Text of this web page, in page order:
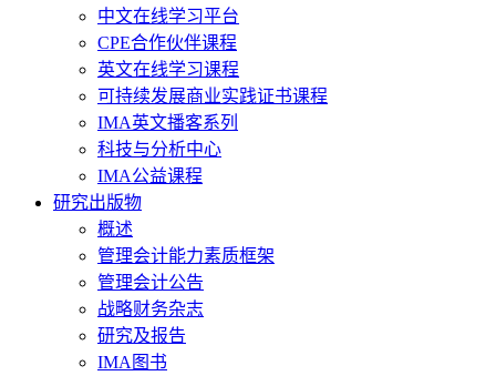
中文在线学习平台
CPE合作伙伴课程
英文在线学习课程
可持续发展商业实践证书课程
IMA英文播客系列
科技与分析中心
IMA公益课程
研究出版物
概述
管理会计能力素质框架
管理会计公告
战略财务杂志
研究及报告
IMA图书